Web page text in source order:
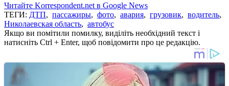
Читайте Korrespondent.net в Google News
ТЕГИ: ДТП, пассажиры, фото, авария, грузовик, водитель,
Николаевская область, автобус
Якщо ви помітили помилку, виділіть необхідний текст і
натисніть Ctrl + Enter, щоб повідомити про це редакцію.